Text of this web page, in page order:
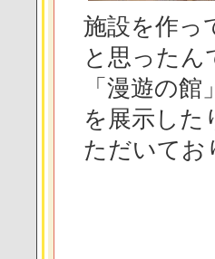
施設を作っ
と思ったん
「漫遊の
を展示した
ただいてお